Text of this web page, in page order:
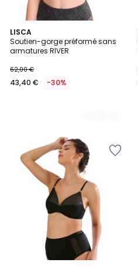
LISCA
Soutien-gorge préformé sans
armatures RIVER
62,00 €
43,40 € -30%
2
Couleurs